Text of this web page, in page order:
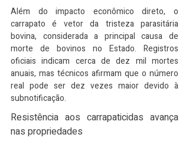
Além do impacto econômico direto, o
carrapato é vetor da tristeza parasitária
bovina, considerada a principal causa de
morte de bovinos no Estado. Registros
oficiais indicam cerca de dez mil mortes
anuais, mas técnicos afirmam que o número
real pode ser dez vezes maior devido à
subnotificação.
Resistência aos carrapaticidas avança
nas propriedades